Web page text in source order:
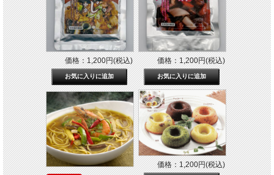
価格：1,200円(税込) 価格：1,200円(税込)
価格：1,200円(税込)